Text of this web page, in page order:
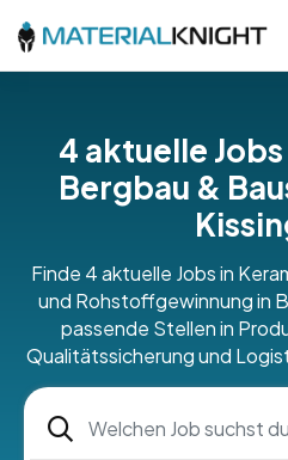
4 aktuelle
Bergbau &
Finde 4 aktuelle Jobs in
und Rohstoffgewinnung in
passende Stellen in
Qualitätssicherung und